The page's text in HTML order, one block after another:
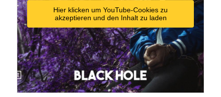
Hier klicken um YouTube-Cookies zu
akzeptieren und den Inhalt zu laden